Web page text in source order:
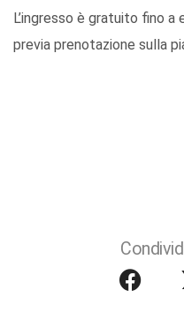
L’ingresso è gratuito fino
previa prenotazione sulla